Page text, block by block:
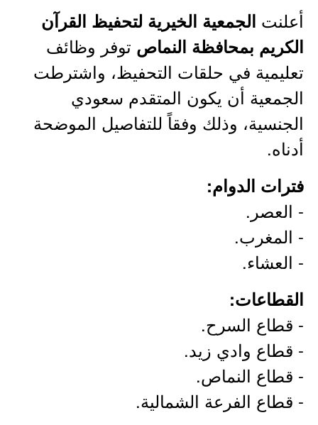
أعلنت الجمعية الخيرية لتحفيظ القرآن
الكريم بمحافظة النماص توفر وظائف
تعليمية في حلقات التحفيظ، واشترطت
الجمعية أن يكون المتقدم سعودي
الجنسية، وذلك وفقاً للتفاصيل الموضحة
أدناه.
فترات الدوام:
- العصر.
- المغرب.
- العشاء.
القطاعات:
- قطاع السرح.
- قطاع وادي زيد.
- قطاع النماص.
- قطاع الفرعة الشمالية.